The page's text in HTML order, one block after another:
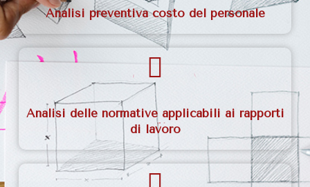
Analisi preventiva costo del personale
Analisi delle normative applicabili ai rapporti
di lavoro